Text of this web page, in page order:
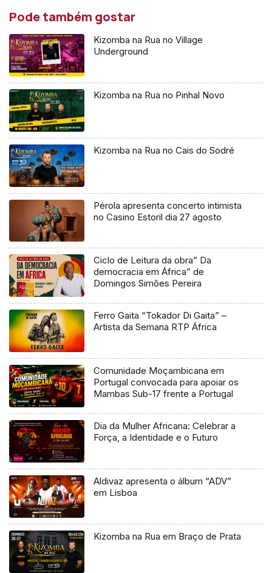
Pode também gostar
Kizomba na Rua no Village
Underground
Kizomba na Rua no Pinhal Novo
Kizomba na Rua no Cais do Sodré
Pérola apresenta concerto intimista
no Casino Estoril dia 27 agosto
Ciclo de Leitura da obra” Da
democracia em África” de
Domingos Simões Pereira
Ferro Gaita “Tokador Di Gaita” –
Artista da Semana RTP África
Comunidade Moçambicana em
Portugal convocada para apoiar os
Mambas Sub-17 frente a Portugal
Dia da Mulher Africana: Celebrar a
Força, a Identidade e o Futuro
Aldivaz apresenta o álbum “ADV”
em Lisboa
Kizomba na Rua em Braço de Prata